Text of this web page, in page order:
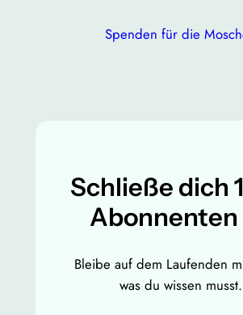
Spenden für die
Schließe dich
Abonnenten
Bleibe auf dem Laufenden
was du wissen musst.